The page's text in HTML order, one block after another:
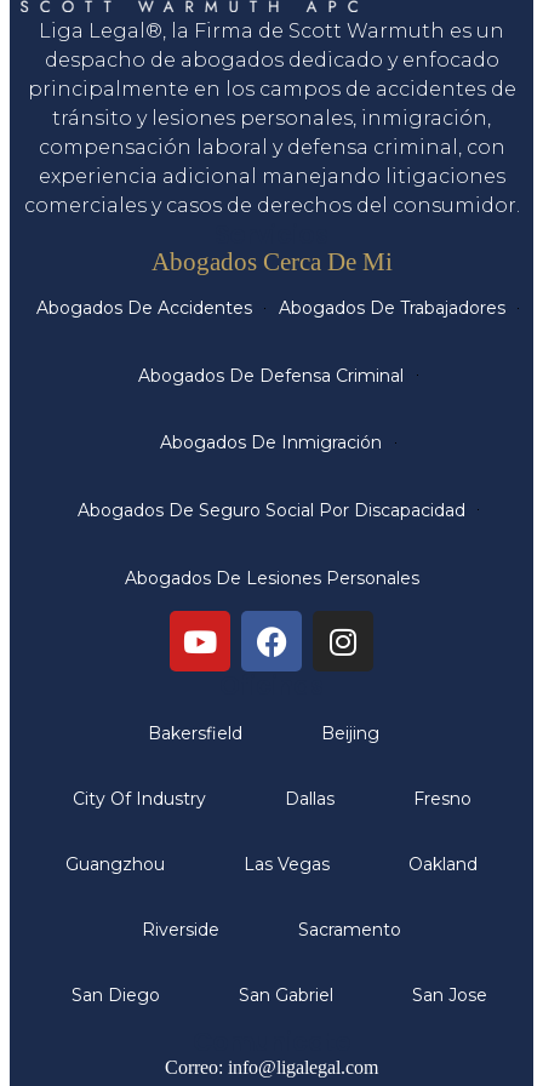
Liga Legal®, la Firma de Scott Warmuth es un
despacho de abogados dedicado y enfocado
principalmente en los campos de accidentes de
tránsito y lesiones personales, inmigración,
compensación laboral y defensa criminal, con
experiencia adicional manejando litigaciones
comerciales y casos de derechos del consumidor.
Abogados Cerca De Mi
Abogados De Accidentes Abogados De Trabajadores
Abogados De Defensa Criminal
Abogados De Inmigración
Abogados De Seguro Social Por Discapacidad
Abogados De Lesiones Personales
Bakersfield Beijing
City Of Industry Dallas Fresno
Guangzhou Las Vegas Oakland
Riverside Sacramento
San Diego San Gabriel San Jose
Correo: info@ligalegal.com